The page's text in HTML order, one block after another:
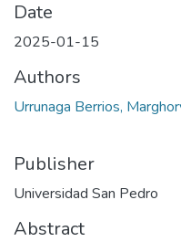
Date
2025-01-15
Authors
Urrunaga Berrios,
Publisher
Universidad San Pedro
Abstract